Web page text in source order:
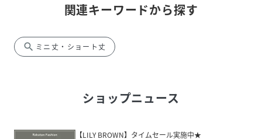
関連キーワードから探す
search ミニ丈・ショート丈
ショップニュース
【LILY BROWN】タイムセール実施中★